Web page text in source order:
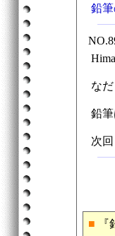
鉛
な
鉛
次
■